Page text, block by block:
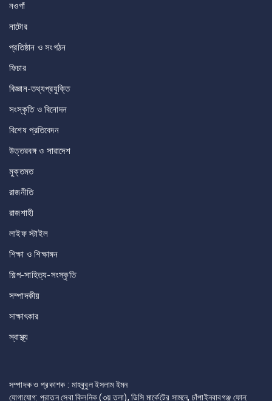
নওগাঁ
নাটোর
প্রতিষ্ঠান ও সংগঠন
ফিচার
বিজ্ঞান-তথ্যপ্রযুক্তি
সংস্কৃতি ও বিনোদন
বিশেষ প্রতিবেদন
উত্তরবঙ্গ ও সারাদেশ
মুক্তমত
রাজনীতি
রাজশাহী
লাইফ স্টাইল
শিক্ষা ও শিক্ষাঙ্গন
শিল্প-সাহিত্য-সংস্কৃতি
সম্পাদকীয়
সাক্ষাৎকার
স্বাস্থ্য
সম্পাদক ও প্রকাশক : মাহবুবুল ইসলাম ইমন
যোগাযোগ: পুরাতন সেবা ক্লিনিক (৩য় তলা), ডিসি মার্কেটের সামনে, চাঁপাইনবাবগঞ্জ ফোন: